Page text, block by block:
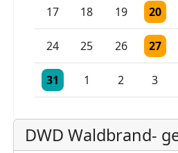
17 18 19 20
24 25 26 27
31
Einzelne Veranstaltung
1 2 3
DWD Waldbrand-